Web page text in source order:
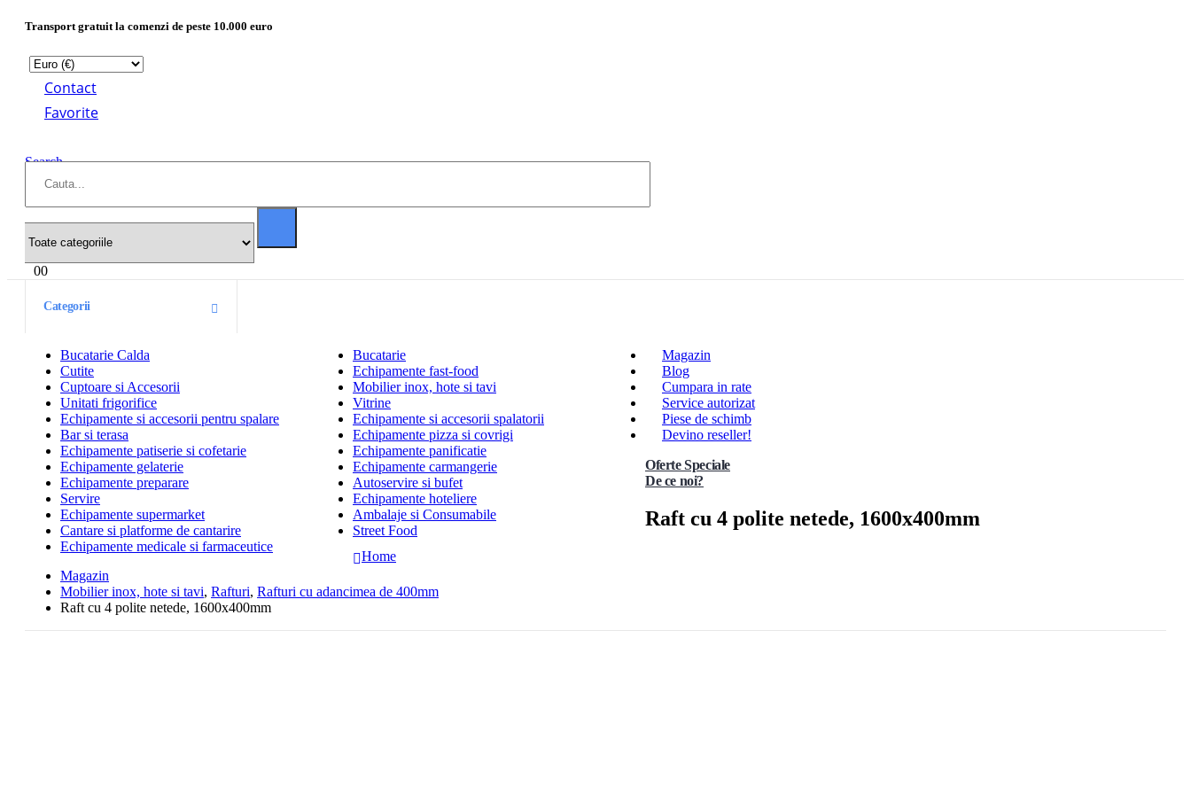
Transport gratuit la comenzi de peste 10.000 euro
Contact
Favorite
Search
00
Categorii
Bucatarie Calda
Bucatarie
Cutite
Echipamente fast-food
Cuptoare si Accesorii
Mobilier inox, hote si tavi
Unitati frigorifice
Vitrine
Echipamente si accesorii pentru spalare
Echipamente si accesorii spalatorii
Bar si terasa
Echipamente pizza si covrigi
Echipamente patiserie si cofetarie
Echipamente panificatie
Echipamente gelaterie
Echipamente carmangerie
Echipamente preparare
Autoservire si bufet
Servire
Echipamente hoteliere
Echipamente supermarket
Ambalaje si Consumabile
Cantare si platforme de cantarire
Street Food
Echipamente medicale si farmaceutice
Magazin
Blog
Cumpara in rate
Service autorizat
Piese de schimb
Devino reseller!
Oferte Speciale
De ce noi?
Raft cu 4 polite netede, 1600x400mm
Home
Magazin
Mobilier inox, hote si tavi, Rafturi, Rafturi cu adancimea de 400mm
Raft cu 4 polite netede, 1600x400mm